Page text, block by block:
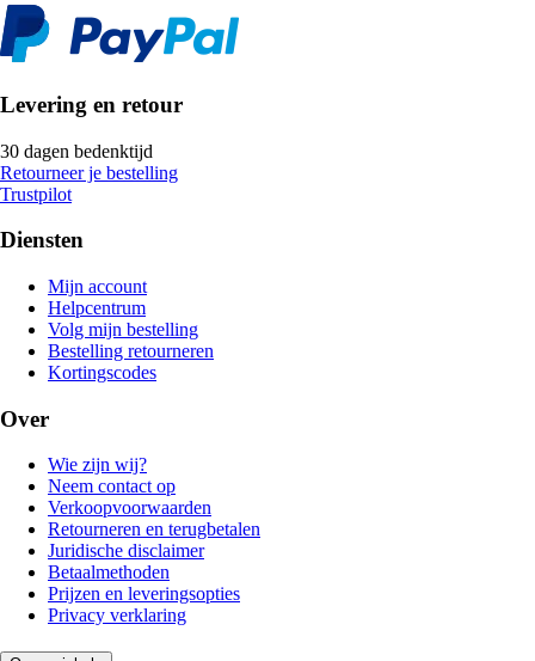
Levering en retour
30 dagen bedenktijd
Retourneer je bestelling
Trustpilot
Diensten
Mijn account
Helpcentrum
Volg mijn bestelling
Bestelling retourneren
Kortingscodes
Over
Wie zijn wij?
Neem contact op
Verkoopvoorwaarden
Retourneren en terugbetalen
Juridische disclaimer
Betaalmethoden
Prijzen en leveringsopties
Privacy verklaring